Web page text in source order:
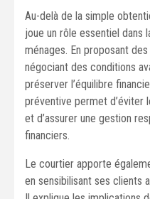
Au-delà de la simple
joue un rôle essentiel dans
ménages. En proposant
négociant des conditions
préserver l’équilibre
préventive permet d’éviter
et d’assurer une gestion
financiers.
Le courtier apporte
en sensibilisant ses clients